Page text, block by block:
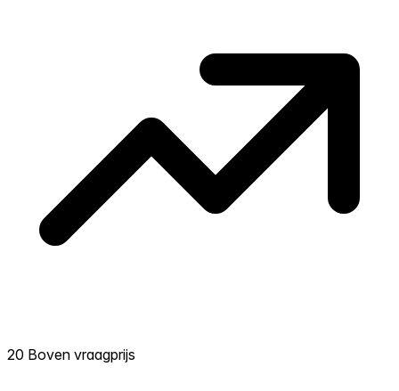
20 Boven vraagprijs